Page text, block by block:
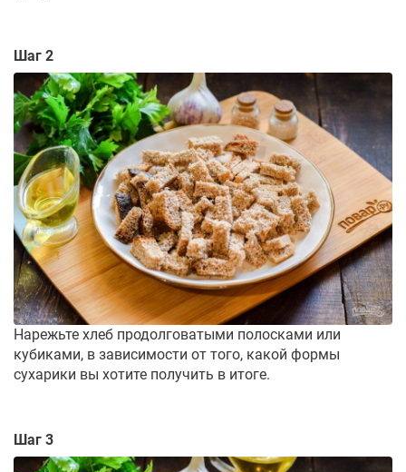
Шаг 2
Нарежьте хлеб продолговатыми полосками или
кубиками, в зависимости от того, какой формы
сухарики вы хотите получить в итоге.
Шаг 3